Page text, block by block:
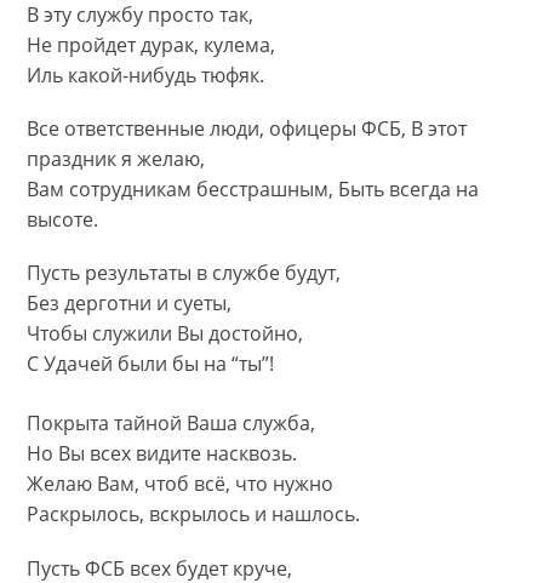
В эту службу просто так,
Не пройдет дурак, кулема,
Иль какой-нибудь тюфяк.
Все ответственные люди, офицеры ФСБ, В этот
праздник я желаю,
Вам сотрудникам бесстрашным, Быть всегда на
высоте.
Пусть результаты в службе будут,
Без дерготни и суеты,
Чтобы служили Вы достойно,
С Удачей были бы на “ты”!
Покрыта тайной Ваша служба,
Но Вы всех видите насквозь.
Желаю Вам, чтоб всё, что нужно
Раскрылось, вскрылось и нашлось.
Пусть ФСБ всех будет круче,